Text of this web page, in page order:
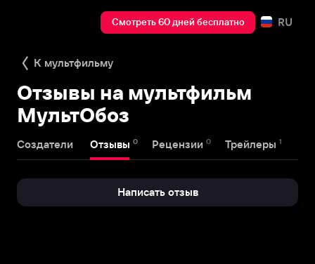
Смотреть 60 дней бесплатно RU
К мультфильму
Отзывы на мультфильм
МультОбоз
Создатели Отзывы 0 Рецензии 0 Трейлеры 1
Написать отзыв